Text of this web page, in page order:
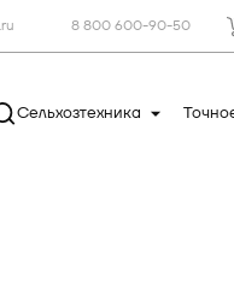
8 800 600-90-50
Сельхозтехника